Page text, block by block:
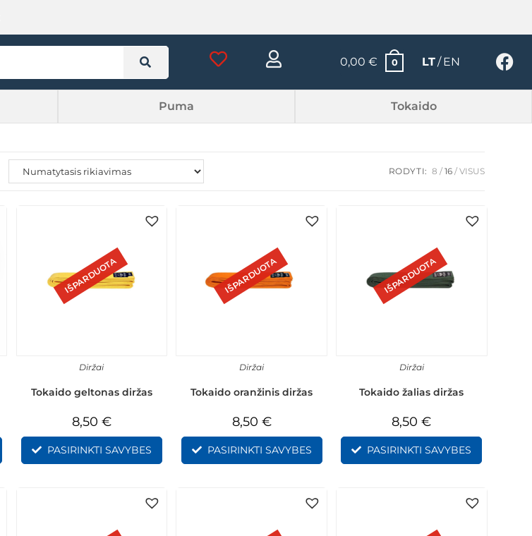
0,00€ 0 LT EN
Puma Tokaido
RODYTI: 8 16 VISUS
IŠPARDUOTA
Diržai
Tokaido geltonas diržas
8,50 €
PASIRINKTI SAVYBES
IŠPARDUOTA
Diržai
Tokaido oranžinis diržas
8,50 €
PASIRINKTI SAVYBES
IŠPARDUOTA
Diržai
Tokaido žalias diržas
8,50€
PASIRINKTI SAVYBES